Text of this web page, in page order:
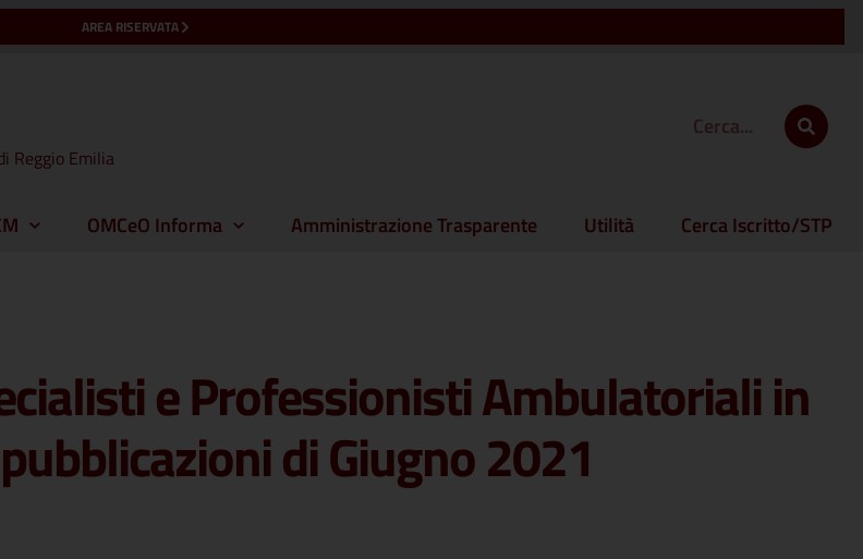
AREA RISERVATA
Reggio Emilia
OMCeO Informa Amministrazione Trasparente Utilità Cerca Iscritto/STP
e Professionisti Ambulatoriali in
di Giugno 2021